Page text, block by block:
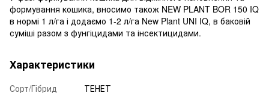
формування кошика, вносимо також NEW PLANT BOR 150 IQ
в нормі 1 л/га і додаємо 1-2 л/га New Plant UNI IQ, в баковій
суміші разом з фунгіцидами та інсектицидами.
Характеристики
Сорт/Гібрид
ТЕНЕТ